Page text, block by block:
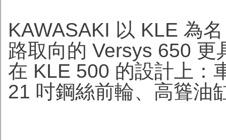
KAWASAKI 以 KLE 為
路取向的 Versys 650 更
在 KLE 500 的設計上：
21 吋鋼絲前輪、高聳油